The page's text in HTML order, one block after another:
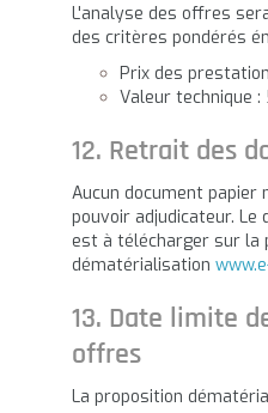
L'analyse des offres
des critères pondérés
Prix des
Valeur technique :
12. Retrait des
Aucun document
pouvoir adjudicateur.
est à télécharger sur la
dématérialisation
13. Date limite
offres
La proposition